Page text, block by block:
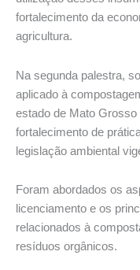
fortalecimento da
agricultura.
Na segunda palestra,
aplicado à
estado de Mato
fortalecimento de
legislação ambiental
Foram abordados os
licenciamento e os
relacionados à
resíduos orgânicos.